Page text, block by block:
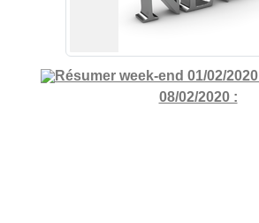
Résumer week-end 01/02/
08/02/2020 :